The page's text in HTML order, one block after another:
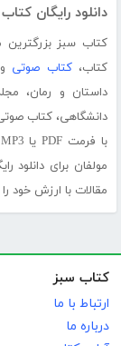
دانلود رایگان
کتاب سبز بزرگترین
کتاب،کتاب صوتی
داستان و رمان،
دانشگاهی، کتاب
مولفان برای دانلود
مقالات با ارزش خود
کتاب سبز
ارتباط با ما
درباره ما